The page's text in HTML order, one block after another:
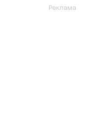
Реклама